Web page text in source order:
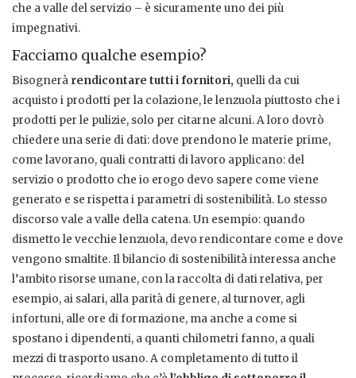
che a valle del servizio – è sicuramente uno dei più
impegnativi.
Facciamo qualche esempio?
Bisognerà rendicontare tutti i fornitori, quelli da cui
acquisto i prodotti per la colazione, le lenzuola piuttosto che i
prodotti per le pulizie, solo per citarne alcuni. A loro dovrò
chiedere una serie di dati: dove prendono le materie prime,
come lavorano, quali contratti di lavoro applicano: del
servizio o prodotto che io erogo devo sapere come viene
generato e se rispetta i parametri di sostenibilità. Lo stesso
discorso vale a valle della catena. Un esempio: quando
dismetto le vecchie lenzuola, devo rendicontare come e dove
vengono smaltite. Il bilancio di sostenibilità interessa anche
l’ambito risorse umane, con la raccolta di dati relativa, per
esempio, ai salari, alla parità di genere, al turnover, agli
infortuni, alle ore di formazione, ma anche a come si
spostano i dipendenti, a quanti chilometri fanno, a quali
mezzi di trasporto usano. A completamento di tutto il